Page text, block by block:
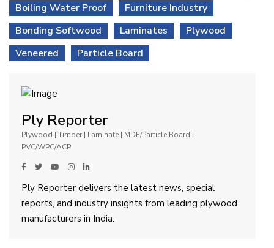
Boiling Water Proof
Furniture Industry
Bonding Softwood
Laminates
Plywood
Veneered
Particle Board
Ply Reporter
Plywood | Timber | Laminate | MDF/Particle Board |
PVC/WPC/ACP
Ply Reporter delivers the latest news, special
reports, and industry insights from leading plywood
manufacturers in India.